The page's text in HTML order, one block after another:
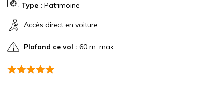
Type : Patrimoine
Accès direct en voiture
Plafond de vol : 60 m. max.